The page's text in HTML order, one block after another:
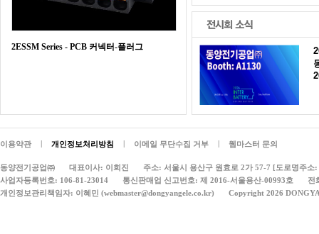
2ESSM Series - PCB 커넥터-플러그
이용약관 개인정보처리방침 이메일 무단수집 거부 웹마스터 문의
동양전기공업㈜ 대표이사: 이희진
주소: 서울시 용산구 원효로 2가 57-7 [도로명주
사업자등록번호: 106-81-23014
통신판매업 신고번호: 제 2016-서울용산-00993호
전
개인정보관리책임자: 이혜민 (webmaster@dongyangele.co.kr)
Copyright 2026